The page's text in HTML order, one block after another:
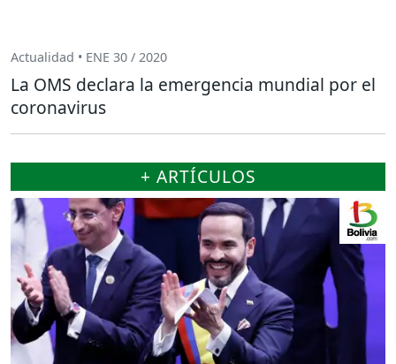
Actualidad • ENE 30 / 2020
La OMS declara la emergencia mundial por el
coronavirus
+ ARTÍCULOS